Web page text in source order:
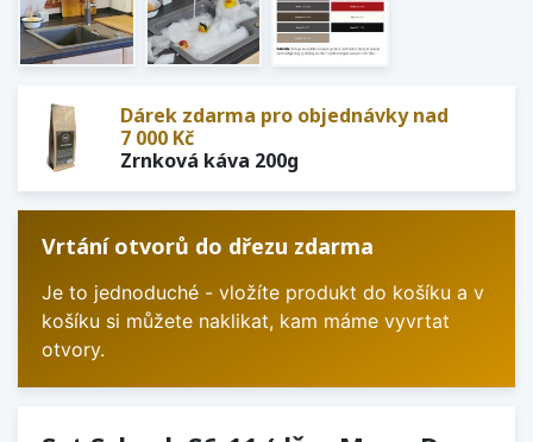
Dárek zdarma pro objednávky nad
7 000 Kč
Zrnková káva 200g
Vrtání otvorů do dřezu zdarma
Je to jednoduché - vložíte produkt do košíku a v
košíku si můžete naklikat, kam máme vyvrtat
otvory.